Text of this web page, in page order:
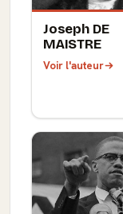
Joseph DE
MAISTRE
Voir l'auteur